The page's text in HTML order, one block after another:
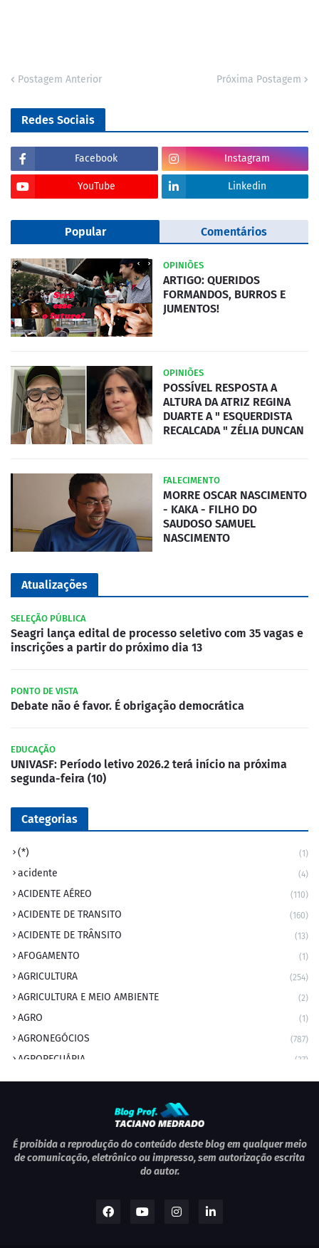
Postagem Anterior Próxima Postagem
Redes Sociais
Facebook Instagram
YouTube Linkedin
Popular Comentários
OPINIÕES
ARTIGO: QUERIDOS
FORMANDOS, BURROS E
JUMENTOS!
OPINIÕES
POSSÍVEL RESPOSTA A
ALTURA DA ATRIZ REGINA
DUARTE A " ESQUERDISTA
RECALCADA " ZÉLIA DUNCAN
FALECIMENTO
MORRE OSCAR NASCIMENTO
- KAKA - FILHO DO
SAUDOSO SAMUEL
NASCIMENTO
Atualizações
SELEÇÃO PÚBLICA
Seagri lança edital de processo seletivo com 35 vagas e
inscrições a partir do próximo dia 13
PONTO DE VISTA
Debate não é favor. É obrigação democrática
EDUCAÇÃO
UNIVASF: Período letivo 2026.2 terá início na próxima
segunda-feira (10)
Categorias
(*) (1)
acidente (4)
ACIDENTE AÉREO (110)
ACIDENTE DE TRANSITO (160)
ACIDENTE DE TRÂNSITO (13)
AFOGAMENTO (1)
AGRICULTURA (254)
AGRICULTURA E MEIO AMBIENTE (2)
AGRO (1)
AGRONEGÓCIOS (787)
AGROPECUÁRIA (37)
AMBIENTE (9)
ANIVERSÁRIO DA CIDADE
ANIVERSÁRIOS (1)
APEXBRASIL (1)
É proibida a reprodução do conteúdo deste blog em qualquer meio
de comunicação, eletrônico ou impresso, sem autorização escrita
do autor.